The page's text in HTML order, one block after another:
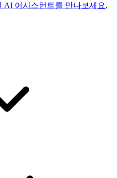
AI 어시스턴트를 만나보세요.